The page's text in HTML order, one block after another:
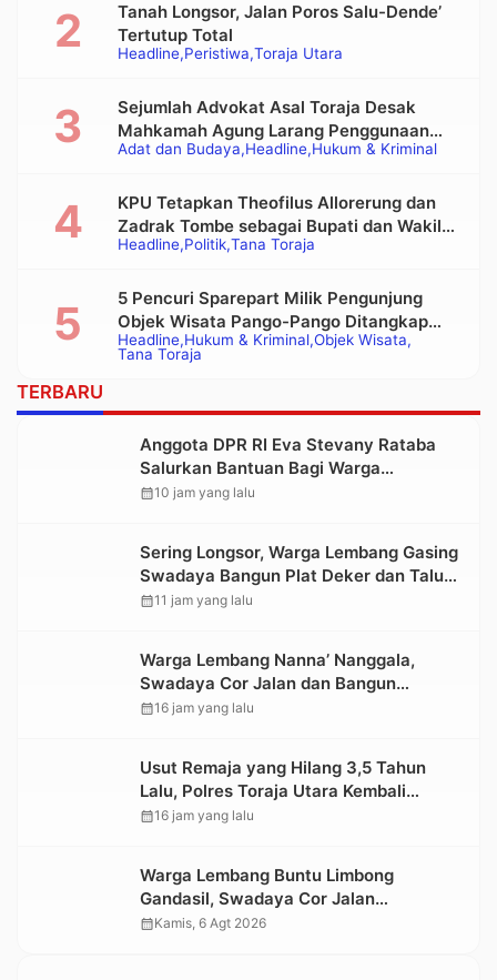
Headline Peristiwa Toraja Utara
Tanah Longsor, Jalan Poros Salu-Dende’
Tertutup Total
Adat dan Budaya Headline Hukum & Kriminal
Sejumlah Advokat Asal Toraja Desak
Mahkamah Agung Larang Penggunaan
Alat Berat pada Eksekusi Rumah Adat
Headline Politik Tana Toraja
KPU Tetapkan Theofilus Allorerung dan
Zadrak Tombe sebagai Bupati dan Wakil
Bupati Tana Toraja Terpilih
Headline Hukum & Kriminal Objek Wisata
Tana Toraja
5 Pencuri Sparepart Milik Pengunjung
Objek Wisata Pango-Pango Ditangkap
Polisi
TERBARU
Anggota DPR RI Eva Stevany Rataba
Salurkan Bantuan Bagi Warga
Terdampak Longsor di Buntu Pepasan
calendar_month10 jam yang lalu
Sering Longsor, Warga Lembang Gasing
Swadaya Bangun Plat Deker dan Talut
Jalan Penghubung Antar Lembang
calendar_month11 jam yang lalu
Warga Lembang Nanna’ Nanggala,
Swadaya Cor Jalan dan Bangun
Jembatan
calendar_month16 jam yang lalu
Usut Remaja yang Hilang 3,5 Tahun
Lalu, Polres Toraja Utara Kembali
Datangi TKP
calendar_month16 jam yang lalu
Warga Lembang Buntu Limbong
Gandasil, Swadaya Cor Jalan
Sepanjang 500 Meter
calendar_monthKamis, 6 Agt 2026